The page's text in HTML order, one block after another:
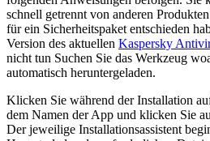
schnell getrennt von anderen
für ein Sicherheitspaket entschieden
Version des aktuellen Kaspersky
nicht tun Suchen Sie das Werkzeug
automatisch heruntergeladen.
Klicken Sie während der Installation
dem Namen der App und klicken Sie
Der jeweilige Installationsassistent